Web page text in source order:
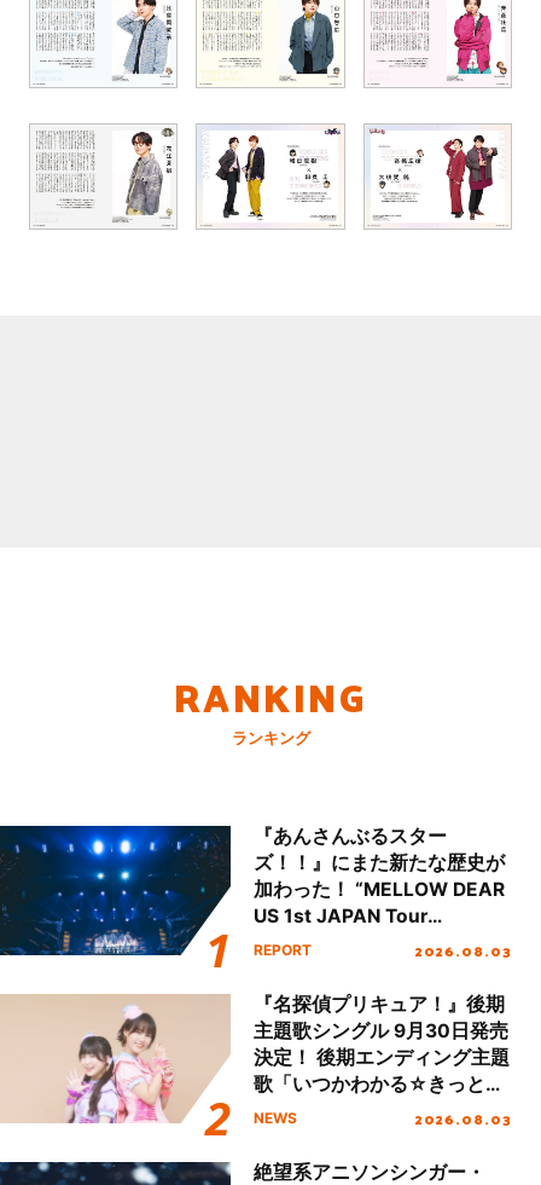
RANKING
ランキング
『あんさんぶるスター
ズ！！』にまた新たな歴史が
加わった！ “MELLOW DEAR
US 1st JAPAN Tour
Final「NICE to meet YOU
ート!!
REPORT 2026.08.03
『名探偵プリキュア！』後期
主題歌シングル 9月30日発売
決定！ 後期エンディング主題
歌「いつかわかる☆きっとあ
える」TVサイズ先行配信開
NEWS 2026.08.03
絶望系アニソンシンガー・